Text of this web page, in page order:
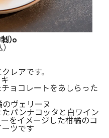
）
）
レアです。
ョコレートをあしらった
ヴェリーヌ
パンナコッタと白ワイン
をイメージした柑橘のコ
ツです